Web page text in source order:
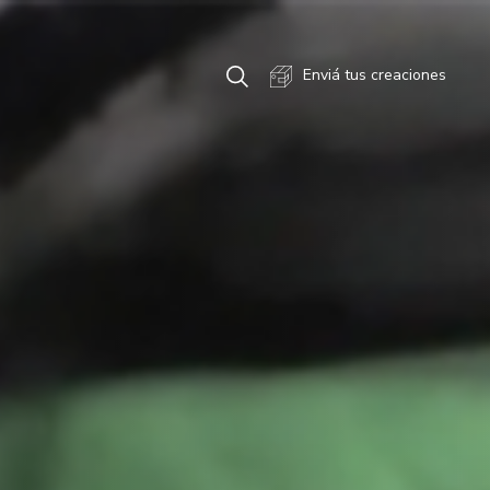
Enviá tus creaciones